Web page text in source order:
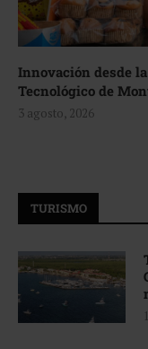
Innovación desde
Tecnológico de
3 agosto, 2026
TURISMO